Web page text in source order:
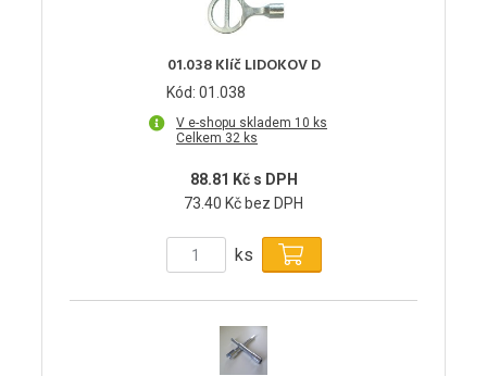
01.038 Klíč LIDOKOV D
Kód: 01.038
V e-shopu skladem 10 ks
Celkem 32 ks
88.81 Kč s DPH
73.40 Kč bez DPH
ks